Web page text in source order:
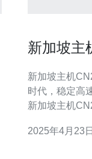
新加坡主
新加坡主机CN2，
时代，稳定高
新加坡主机
户提供的稳定高速的网络
2025年4月23日